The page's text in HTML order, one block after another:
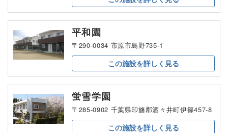
平和園
〒290-0034 市原市島野735-1
この施設を詳しく見る
蛍雪学園
〒285-0902 千葉県印旛郡酒々井町伊篠457-8
この施設を詳しく見る